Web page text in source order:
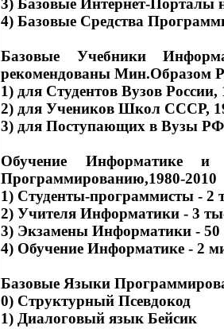
3) Базовые Интернет-Порталы
4) Базовые Средства
Базовые Учебники
рекомендованы Мин.Образом
1) для Студентов Вузов России,
2) для Учеников Школ СССР,
3) для Поступающих в Вузы
Обучение Информатике и
Программированию,1980-2010
1) Студенты-программисты - 2
2) Учителя Информатики - 3
3) Экзамены Информатики - 50
4) Обучение Информатике - 2
Базовые Языки
0) Структурный Псевдокод
1) Диалоговый язык Бейсик